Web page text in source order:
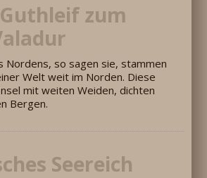
zum
Nordens, so sagen sie, stammen
Welt weit im Norden. Diese
mit weiten Weiden, dichten
Bergen.
Seereich